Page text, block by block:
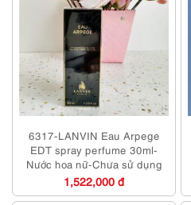
6317-LANVIN Eau Arpege
EDT spray perfume 30ml-
Nước hoa nữ-Chưa sử dụng
1,522,000 đ